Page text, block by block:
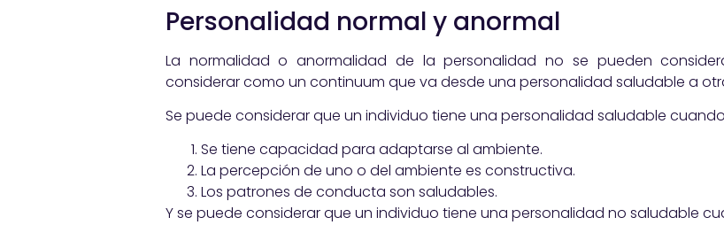
Personalidad normal y anormal
La normalidad o anormalidad de la personalidad no se pueden
considerar como un continuum que va desde una personalidad saludable a
Se puede considerar que un individuo tiene una personalidad saludable
Se tiene capacidad para adaptarse al ambiente.
La percepción de uno o del ambiente es constructiva.
Los patrones de conducta son saludables.
Y se puede considerar que un individuo tiene una personalidad no saludable